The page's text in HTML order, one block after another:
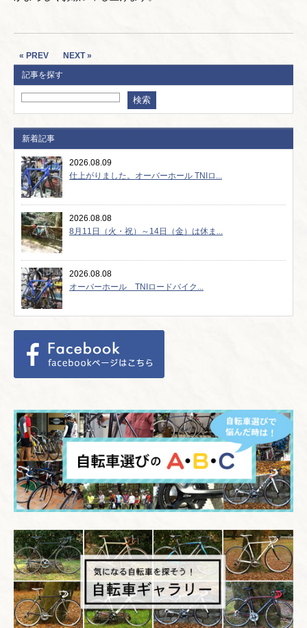
« PREV
NEXT »
記事を探す
新着記事
2026.08.09
仕上がりました。オーバーホール TNIロ...
2026.08.08
8月11日（火・祝）～14日（金）は休ま...
2026.08.08
オーバーホール TNIロードバイク...